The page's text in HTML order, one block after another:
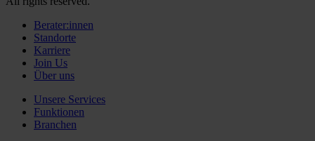
Berater:innen
Standorte
Karriere
Join Us
Über uns
Unsere Services
Funktionen
Branchen